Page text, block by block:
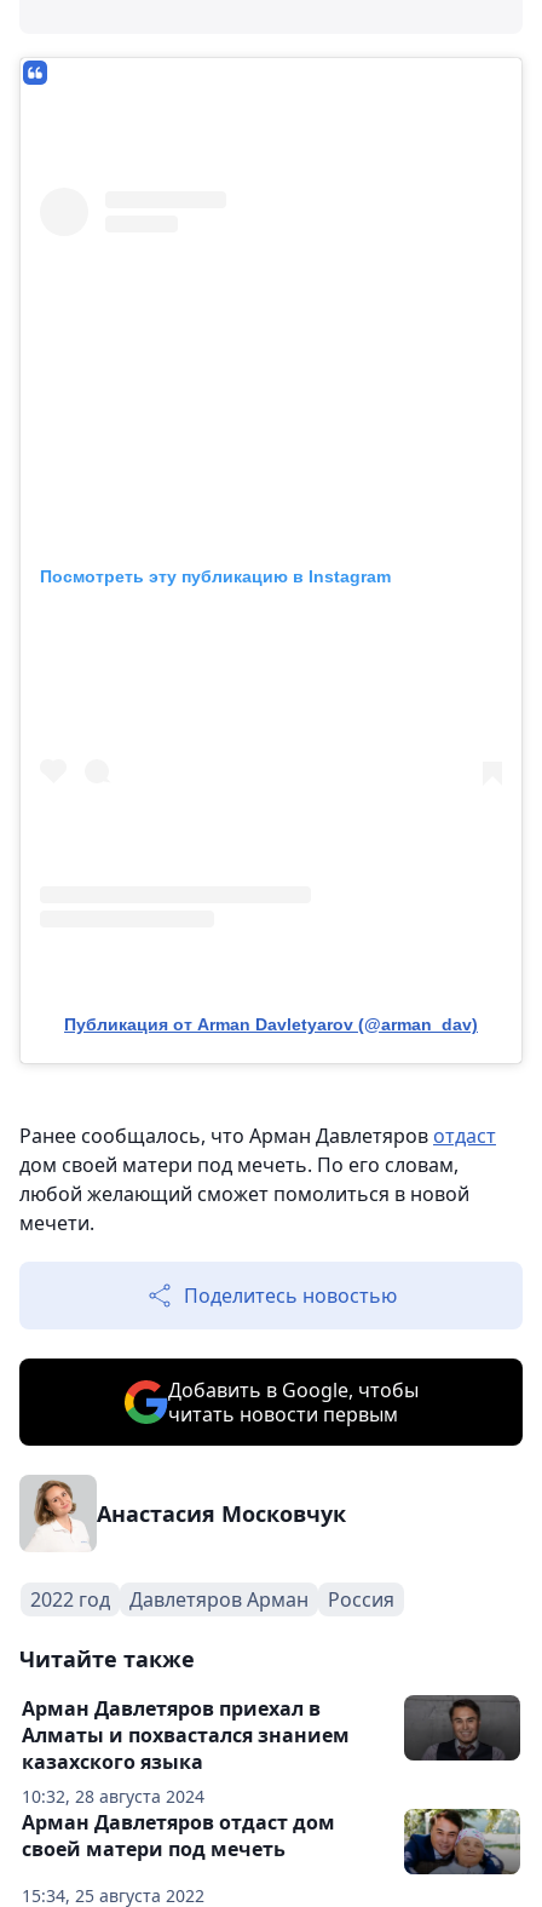
Посмотреть эту публикацию в Instagram
Публикация от Arman Davletyarov (@arman_dav)
Ранее сообщалось, что Арман Давлетяров отдаст
дом своей матери под мечеть. По его словам,
любой желающий сможет помолиться в новой
мечети.
Поделитесь новостью
Добавить в Google, чтобы
читать новости первым
Анастасия Московчук
2022 год Давлетяров Арман Россия
Читайте также
10:32, 28 августа 2024
Арман Давлетяров приехал в
Алматы и похвастался знанием
казахского языка
15:34, 25 августа 2022
Арман Давлетяров отдаст дом
своей матери под мечеть